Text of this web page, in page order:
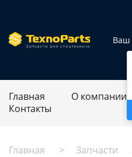
Ваш
Главная О компании
Контакты
Главная Запчасти